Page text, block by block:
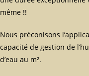
même !!
Nous préconisons
capacité de gestion de
d’eau au m².